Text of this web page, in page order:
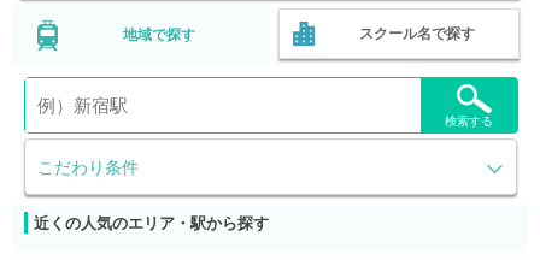
地域で探す スクール名で探す
こだわり条件
検索する
近くの人気のエリア・駅から探す